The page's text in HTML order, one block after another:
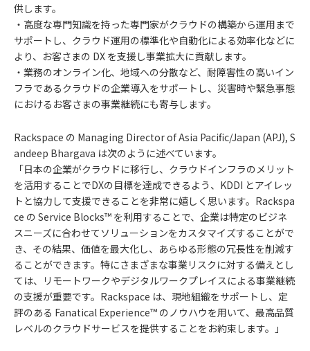
供します。
・高度な専門知識を持った専門家がクラウドの構築から運用まで
サポートし、クラウド運用の標準化や自動化による効率化などに
より、お客さまの DX を支援し事業拡大に貢献します。
・業務のオンライン化、地域への分散など、耐障害性の高いイン
フラであるクラウドの企業導入をサポートし、災害時や緊急事態
におけるお客さまの事業継続にも寄与します。
Rackspace の Managing Director of Asia Pacific/Japan (APJ), S
andeep Bhargava は次のように述べています。
「日本の企業がクラウドに移行し、クラウドインフラのメリット
を活用することでDXの目標を達成できるよう、KDDI とアイレッ
トと協力して支援できることを非常に嬉しく思います。Rackspa
ce の Service Blocks™ を利用することで、企業は特定のビジネ
スニーズに合わせてソリューションをカスタマイズすることがで
き、その結果、価値を最大化し、あらゆる形態の冗長性を削減す
ることができます。特にさまざまな事業リスクに対する備えとし
ては、リモートワークやデジタルワークプレイスによる事業継続
の支援が重要です。Rackspace は、現地組織をサポートし、定
評のある Fanatical Experience™ のノウハウを用いて、最高品質
レベルのクラウドサービスを提供することをお約束します。」